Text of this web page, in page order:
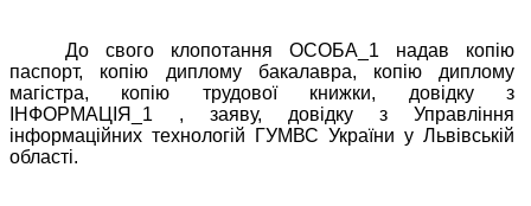
До свого клопотання ОСОБА_1 надав копію
паспорт, копію диплому бакалавра, копію диплому
магістра, копію трудової книжки, довідку з
ІНФОРМАЦІЯ_1 , заяву, довідку з Управління
інформаційних технологій ГУМВС України у Львівській
області.